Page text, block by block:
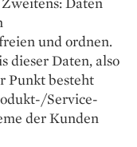
und ordnen.
dieser Daten, also
Punkt besteht
Service-
der Kunden